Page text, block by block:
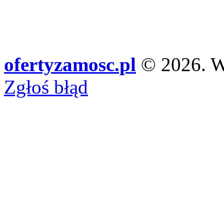
ofertyzamosc.pl © 2026.
Zgłoś błąd